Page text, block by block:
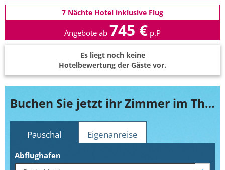
7 Nächte Hotel inklusive Flug
Angebote ab 745 € p.P
Es liegt noch keine
Hotelbewertung der Gäste vor.
Buchen Sie jetzt ihr Zimmer im The Belvedere
Pauschal Eigenanreise
Abflughafen